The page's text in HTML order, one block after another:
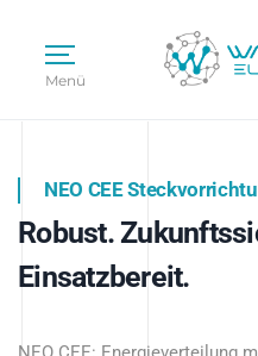
Menü
Intelligente
NEO CEE
Robust.
Einsatzbereit.
Intelligenz trifft